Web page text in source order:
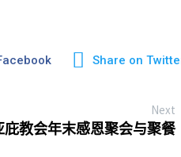
Share on
Next
庇教会年末感恩聚会与聚餐